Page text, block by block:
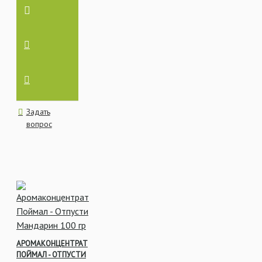
Задать
вопрос
АРОМАКОНЦЕНТРАТ
ПОЙМАЛ - ОТПУСТИ